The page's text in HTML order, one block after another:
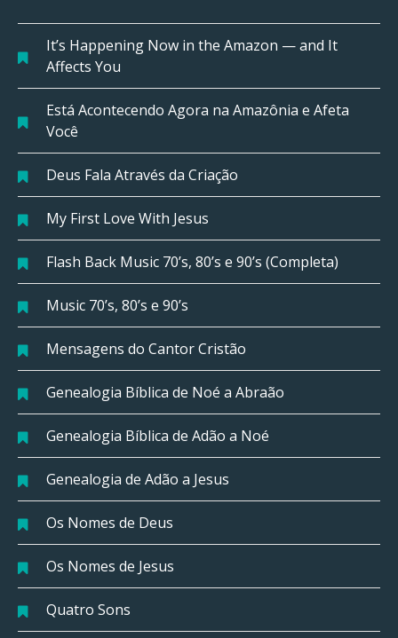
It’s Happening Now in the Amazon — and It
Affects You
Está Acontecendo Agora na Amazônia e Afeta
Você
Deus Fala Através da Criação
My First Love With Jesus
Flash Back Music 70’s, 80’s e 90’s (Completa)
Music 70’s, 80’s e 90’s
Mensagens do Cantor Cristão
Genealogia Bíblica de Noé a Abraão
Genealogia Bíblica de Adão a Noé
Genealogia de Adão a Jesus
Os Nomes de Deus
Os Nomes de Jesus
Quatro Sons